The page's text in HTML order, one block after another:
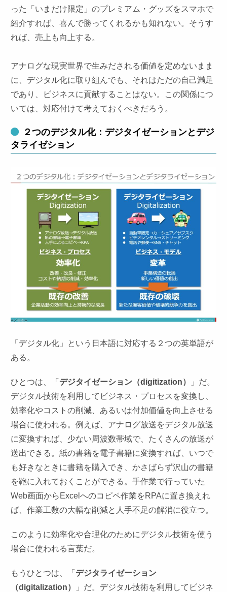
った「いまだけ限定」のプレミアム・グッズをスマホで
紹介すれば、喜んで勝ってくれるかも知れない。そうす
れば、売上も向上する。
アナログな現実世界で生みだされる価値を定めないまま
に、デジタル化に取り組んでも、それはただの自己満足
であり、ビジネスに貢献することはない。この関係につ
いては、対応付けて考えておくべきだろう。
２つのデジタル化：デジタイゼーションとデジ
タライゼション
「デジタル化」という日本語に対応する２つの英単語が
ある。
ひとつは、「 デジタイゼーション（digitization）
」だ。
デジタル技術を利用してビジネス・プロセスを変換し、
効率化やコストの削減、あるいは付加価値を向上させる
場合に使われる。例えば、アナログ放送をデジタル放送
に変換すれば、少ない周波数帯域で、たくさんの放送が
送出できる。紙の書籍を電子書籍に変換すれば、いつで
も好きなときに書籍を購入でき、かさばらず沢山の書籍
を鞄に入れておくことができる。手作業で行っていた
Web画面からExcelへのコピペ作業をRPAに置き換えれ
ば、作業工数の大幅な削減と人手不足の解消に役立つ。
このように効率化や合理化のためにデジタル技術を使う
場合に使われる言葉だ。
もうひとつは、「 デジタライゼーション
（digitalization）
」だ。デジタル技術を利用してビジネ